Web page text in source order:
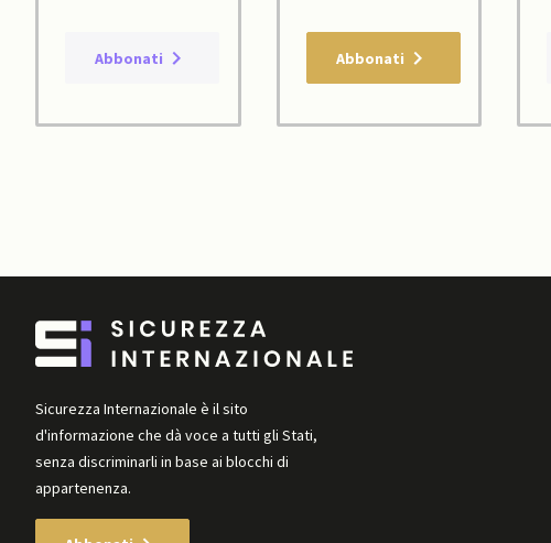
Abbonati Abbonati
Sicurezza Internazionale è il sito
d'informazione che dà voce a tutti gli Stati,
senza discriminarli in base ai blocchi di
appartenenza.